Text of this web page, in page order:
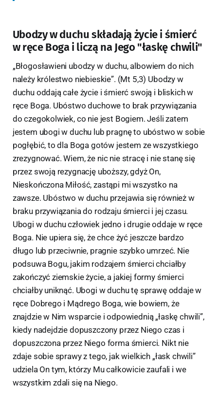
Ubodzy w duchu składają życie i śmierć
w ręce Boga i liczą na Jego "łaskę chwili"
„Błogosławieni ubodzy w duchu, albowiem do nich
należy królestwo niebieskie”. (Mt 5,3) Ubodzy w
duchu oddają całe życie i śmierć swoją i bliskich w
ręce Boga. Ubóstwo duchowe to brak przywiązania
do czegokolwiek, co nie jest Bogiem. Jeśli zatem
jestem ubogi w duchu lub pragnę to ubóstwo w sobie
pogłębić, to dla Boga gotów jestem ze wszystkiego
zrezygnować. Wiem, że nic nie stracę i nie stanę się
przez swoją rezygnację uboższy, gdyż On,
Nieskończona Miłość, zastąpi mi wszystko na
zawsze. Ubóstwo w duchu przejawia się również w
braku przywiązania do rodzaju śmierci i jej czasu.
Ubogi w duchu człowiek jedno i drugie oddaje w ręce
Boga. Nie upiera się, że chce żyć jeszcze bardzo
długo lub przeciwnie, pragnie szybko umrzeć. Nie
podsuwa Bogu, jakim rodzajem śmierci chciałby
zakończyć ziemskie życie, a jakiej formy śmierci
chciałby uniknąć. Ubogi w duchu tę sprawę oddaje w
ręce Dobrego i Mądrego Boga, wie bowiem, że
znajdzie w Nim wsparcie i odpowiednią „łaskę chwili”,
kiedy nadejdzie dopuszczony przez Niego czas i
dopuszczona przez Niego forma śmierci. Nikt nie
zdaje sobie sprawy z tego, jak wielkich „łask chwili”
udziela On tym, którzy Mu całkowicie zaufali i we
wszystkim zdali się na Niego.